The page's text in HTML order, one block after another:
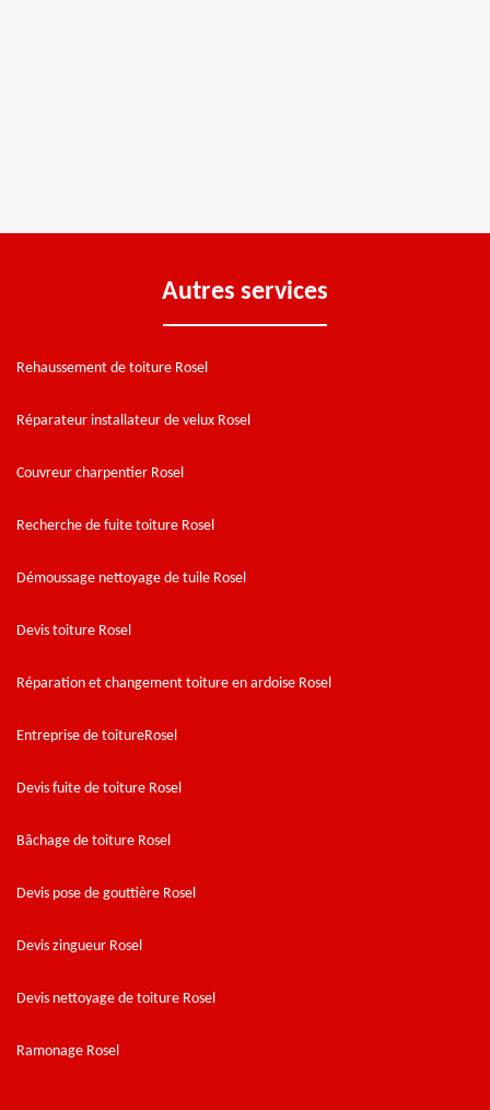
Autres services
Rehaussement de toiture Rosel
Réparateur installateur de velux Rosel
Couvreur charpentier Rosel
Recherche de fuite toiture Rosel
Démoussage nettoyage de tuile Rosel
Devis toiture Rosel
Réparation et changement toiture en ardoise Rosel
Entreprise de toitureRosel
Devis fuite de toiture Rosel
Bâchage de toiture Rosel
Devis pose de gouttière Rosel
Devis zingueur Rosel
Devis nettoyage de toiture Rosel
Ramonage Rosel